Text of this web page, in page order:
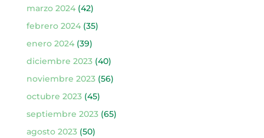
marzo 2024(42)
febrero 2024(35)
enero 2024(39)
diciembre 2023(40)
noviembre 2023(56)
octubre 2023(45)
septiembre 2023(65)
agosto 2023(50)